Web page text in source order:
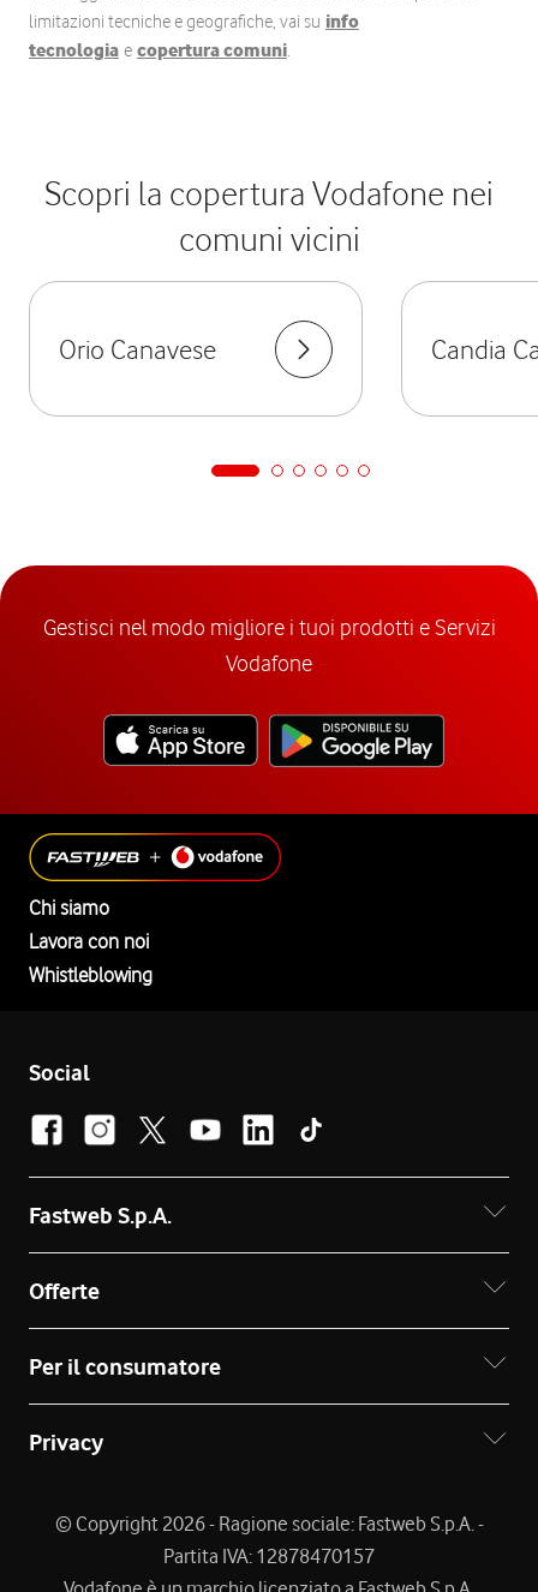
limitazioni tecniche e geografiche, vai su info
tecnologia e copertura comuni.
Scopri la copertura Vodafone nei
comuni vicini
Orio Canavese Candia
Gestisci nel modo migliore i tuoi prodotti e Servizi
Vodafone
Chi siamo
Lavora con noi
Whistleblowing
Social
Fastweb S.p.A.
Offerte
Per il consumatore
Privacy
© Copyright 2026 - Ragione sociale: Fastweb S.p.A. -
Partita IVA: 12878470157